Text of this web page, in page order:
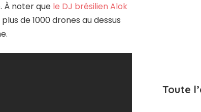
À noter que le DJ brésilien Alok
de 1000 drones au dessus
Toute